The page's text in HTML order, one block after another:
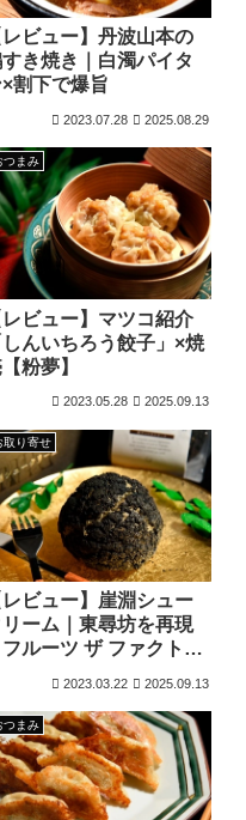
レビュー】丹波山本の
き焼き｜白濁パイタ
×割下で爆旨
2023.07.28 2025.08.29
つまみ
レビュー】マツコ紹介
しんいちろう餃子」×焼
粉夢】
2023.05.28 2025.09.13
取り寄せ
レビュー】崖淵シュー
リーム｜東尋坊を再現
フルーツ ザ ファクトリ
2023.03.22 2025.09.13
つまみ